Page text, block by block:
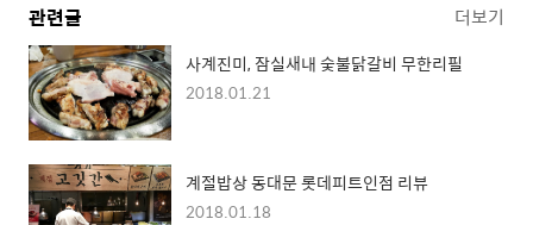
관련글 더보기
사계진미, 잠실새내 숯불닭갈비 무한리필
2018.01.21
계절밥상 동대문 롯데피트인점 리뷰
2018.01.18